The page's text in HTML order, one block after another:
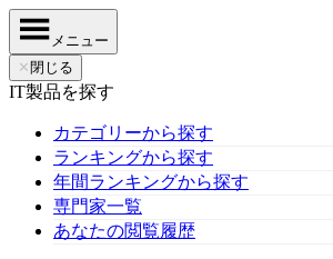
メニュー
✕ 閉じる
IT製品を探す
カテゴリーから探す
ランキングから探す
年間ランキングから探す
専門家一覧
あなたの閲覧履歴